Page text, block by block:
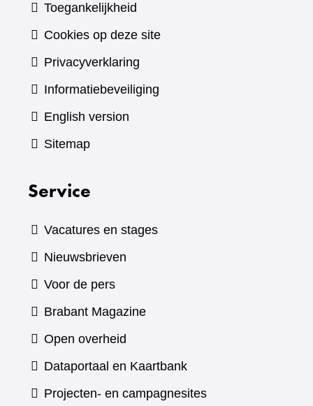
Toegankelijkheid
Cookies op deze site
Privacyverklaring
Informatiebeveiliging
English version
Sitemap
Service
Vacatures en stages
Nieuwsbrieven
Voor de pers
Brabant Magazine(verwijst
andere
website)
Open overheid
Dataportaal en Kaartbank(verwijst
naar
Projecten- en campagnesites